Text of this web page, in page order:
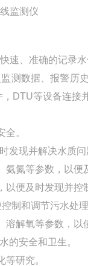
速、准确的记录
测数据、报警历
DTU等设备连接
。
发现并解决水质问
氮等参数，以便
便及时发现并控
制和调节污水处理
解氧等参数，以
的安全和卫生。
研究。